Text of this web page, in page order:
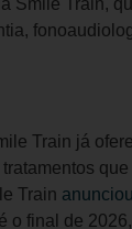
Train já
Train
o final de